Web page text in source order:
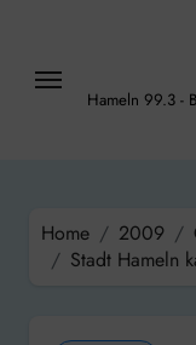
content
Hameln 99.3 -
Home 2009
Stadt Hameln